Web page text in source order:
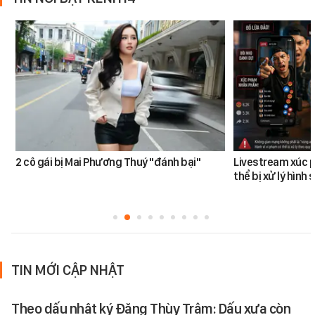
2 cô gái bị Mai Phương Thuý "đánh bại"
Livestream xúc
thể bị xử lý hình
TIN MỚI CẬP NHẬT
Theo dấu nhật ký Đặng Thùy Trâm: Dấu xưa còn